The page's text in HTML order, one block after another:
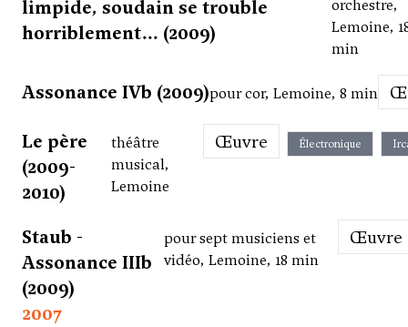
limpide, soudain se trouble
horriblement... (2009)
orchestre,
Lemoine,
min
Assonance IVb (2009)pour cor, Lemoine, 8 min
Le père
(2009-
2010)
théâtre
musical,
Lemoine
Œuvre Électronique
Staub -
Assonance IIIb
(2009)
pour sept musiciens et
vidéo, Lemoine, 18 min
Œuvre
2007